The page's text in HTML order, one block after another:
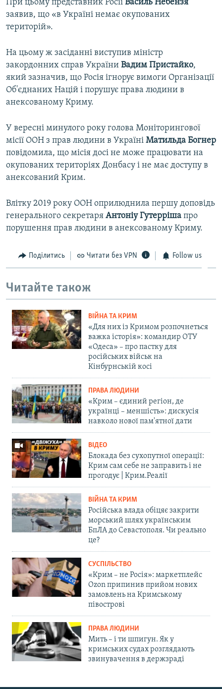
При цьому представник Росії Василь Небензя
заявив, що «в Україні немає окупованих
територій».
На цьому ж засіданні виступив міністр
закордонних справ України Вадим Пристайко,
який зазначив, що Росія ігнорує вимоги Організації
Об'єднаних Націй і порушує права людини в
анексованому Криму.
У вересні минулого року голова Моніторингової
місії ООН з прав людини в Україні Матильда Богнер
повідомила, що місія досі не може працювати на
окупованих територіях Донбасу і не має доступу в
анексований Крим.
Влітку 2019 року ООН оприлюднила першу доповідь
генерального секретаря Антоніу Гутерріша про
порушення прав людини в анексованому Криму.
Поділитись Читати без VPN Follow us
Читайте також
ВІЙНА ТА КРИМ
«Для них із Кримом розпочнеться
важка історія»: командир ОТУ
«Одеса» – про пастку для
російських військ на
Кінбурнській косі
ПРАВА ЛЮДИНИ
«Крим – єдиний регіон, де
українці – меншість»: дискусія
навколо нової пам'ятної дати
ВІДЕО
Блокада без сухопутної операції:
Крим сам себе не заправить і не
прогодує | Крим.Реалії
ВІЙНА ТА КРИМ
Російська влада обіцяє закрити
морський шлях українським
БпЛА до Севастополя. Чи реально
це?
СУСПІЛЬСТВО
«Крим – не Росія»: маркетплейс
Ozon припинив прийом нових
замовлень на Кримському
півострові
ПРАВА ЛЮДИНИ
Мить – і ти шпигун. Як у
кримських судах розглядають
звинувачення в держзраді